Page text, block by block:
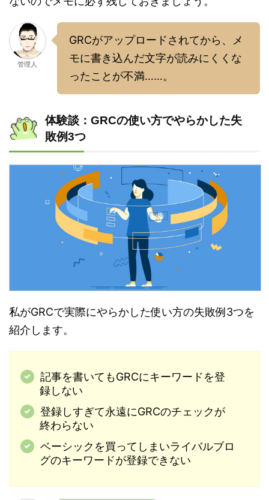
管理人
GRCがアップロードされてから、メ
モに書き込んだ文字が読みにくくな
ったことが不満……。
体験談：GRCの使い方でやらかした失
敗例3つ
私がGRCで実際にやらかした使い方の失敗例3つを
紹介します。
記事を書いてもGRCにキーワードを登
録しない
登録しすぎて永遠にGRCのチェックが
終わらない
ベーシックを買ってしまいライバルブロ
グのキーワードが登録できない